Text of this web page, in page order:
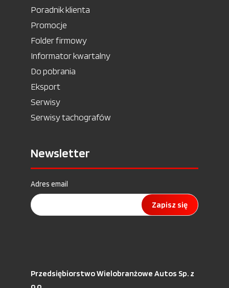
Poradnik klienta
Promocje
Folder firmowy
Informator kwartalny
Do pobrania
Eksport
Serwisy
Serwisy tachografów
Newsletter
Adres email
Zapisz się
Przedsiębiorstwo Wielobranżowe Autos Sp. z